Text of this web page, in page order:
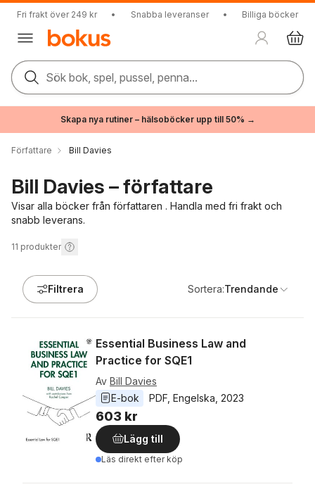
Fri frakt över 249 kr • Snabba leveranser • Billiga böcker
Sök bok, spel, pussel, penna...
Skapa nya rutiner – hälsoböcker upp till 50% →
Författare Bill Davies
Bill Davies – författare
Visar alla böcker från författaren . Handla med fri frakt och
snabb leverans.
11 produkter
Filtrera Sortera:Trendande
Essential Business Law and
Practice for SQE1
Av Bill Davies
E-bok
PDF Engelska 2023
603 kr
Lägg till
Läs direkt efter köp